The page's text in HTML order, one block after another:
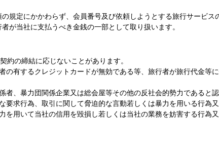
規定にかかわらず、会員番号及び依頼しようとする旅行サービス
が当社に支払うべき金銭の一部として取り扱います。
の締結に応じないことがあります。
の有するクレジットカードが無効である等、旅行者が旅行代金等
、暴力団関係企業又は総会屋等その他の反社会的勢力であると認
求行為、取引に関して脅迫的な言動若しくは暴力を用いる行為
用いて当社の信用を毀損し若しくは当社の業務を妨害する行為